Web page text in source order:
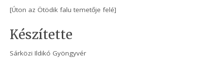
[Úton az Ötödik falu temetője felé]
Készítette
Sárközi Ildikó Gyöngyvér